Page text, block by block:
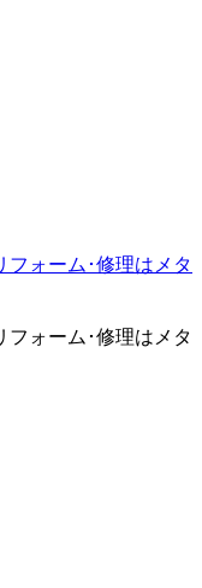
フォーム･修理はメタ
フォーム･修理はメタ